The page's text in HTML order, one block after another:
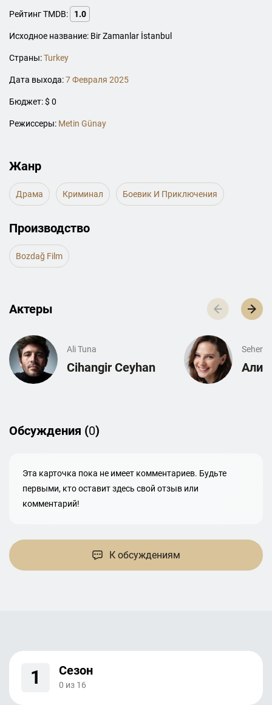
Рейтинг TMDB: 1.0
Исходное название: Bir Zamanlar İstanbul
Страны:Turkey
Дата выхода:7 Февраля 2025
Бюджет: $ 0
Режиссеры: Metin Günay
Жанр
Драма Криминал Боевик И Приключения
Производство
Bozdağ Film
Актеры
Ali Tuna
Cihangir Ceyhan
Seher
Обсуждения (0)
Эта карточка пока не имеет комментариев. Будьте
первыми, кто оставит здесь свой отзыв или
комментарий!
К обсуждениям
1 Сезон
0 из 16